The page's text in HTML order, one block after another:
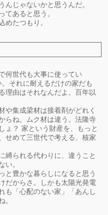
んじゃないかと思うんだ。
てあると思う。
めたつもり。
何世代も大事に使ってい
それに耐えるだけの家だも
理由はそれなんだよ。百年以
や集成梁材は接着剤がどれく
らね。ムク材は違う。法隆寺
ょ？ 家という財産を、もっと
せめて三世代で考える、核家
縛られる代わりに、違うこと
い。
と豊かな暮らしになると思う
だからさ。しかも太陽光発電
も「心配のない家」「あんし
。